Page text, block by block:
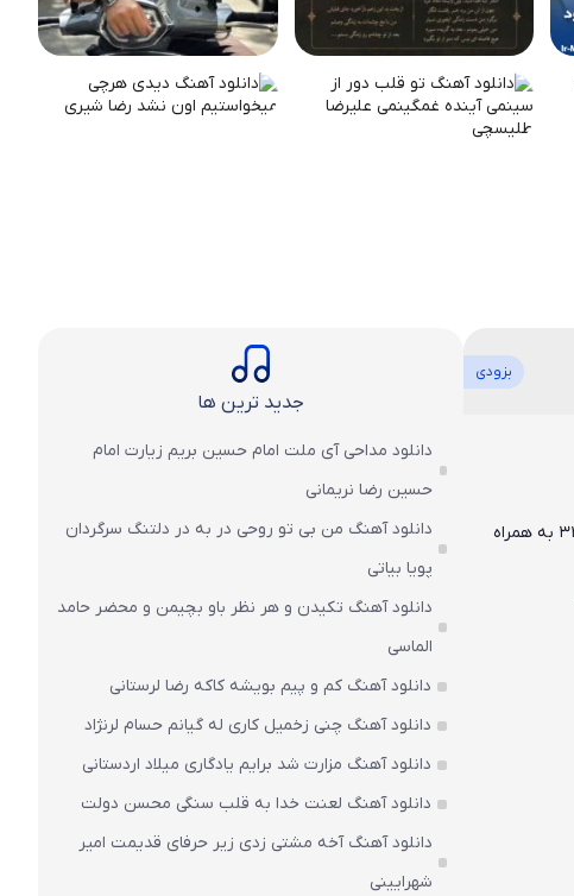
بزودی
با لینک مستقیم و دو کیفیت عالی ۱۲۸ و ۳۲۰ به همراه
جدید ترین ها
دانلود مداحی آی ملت امام حسین بریم زیارت امام
حسین رضا نریمانی
دانلود آهنگ من بی تو روحی در به در دلتنگ سرگردان
پویا بیاتی
دانلود آهنگ تکیدن و هر نظر باو بچیمن و محضر حامد
الماسی
دانلود آهنگ کم و پیم بویشه کاکه رضا لرستانی
دانلود آهنگ چنی زخمیل کاری له گیانم حسام لرنژاد
دانلود آهنگ مزارت شد برایم یادگاری میلاد اردستانی
دانلود آهنگ لعنت خدا به قلب سنگی محسن دولت
دانلود آهنگ آخه مشتی زدی زیر حرفای قدیمت امیر
شهرایینی